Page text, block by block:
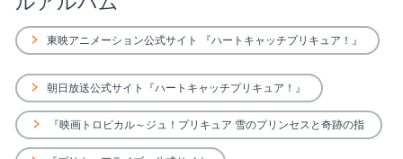
東映アニメーション公式サイト 『ハートキャッチプリキュア！』
朝日放送公式サイト『ハートキャッチプリキュア！』
『映画トロピカル～ジュ！プリキュア 雪のプリンセスと奇跡の指
輪！』 公式サイト